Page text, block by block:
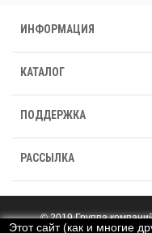
ИНФОРМАЦИЯ
КАТАЛОГ
ПОДДЕРЖКА
РАССЫЛКА
Этот сайт (как и многие
© 2019 Группа